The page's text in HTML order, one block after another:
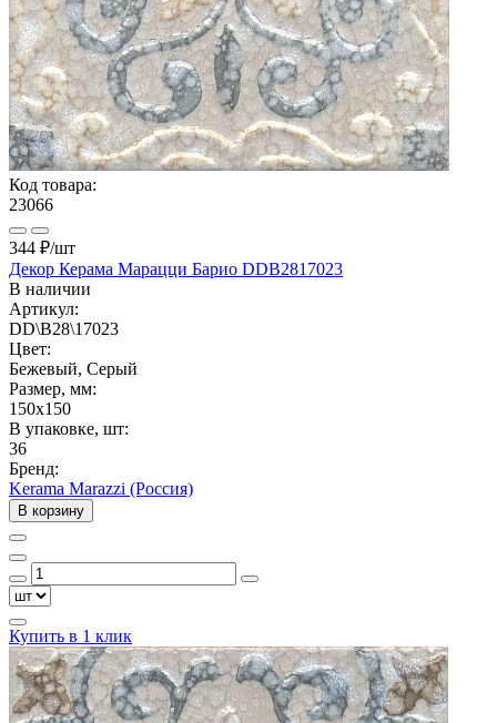
Код товара:
23066
344 ₽/шт
Декор Керама Марацци Барио DDB2817023
В наличии
Артикул:
DD\B28\17023
Цвет:
Бежевый, Серый
Размер, мм:
150x150
В упаковке, шт:
36
Бренд:
Kerama Marazzi (Россия)
В корзину
Купить в 1 клик